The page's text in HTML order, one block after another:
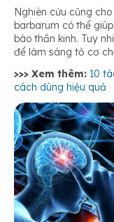
Nghiên cứu cũng
barbarum có thể
bào thần kinh. Tuy
để làm sáng tỏ cơ
>>> Xem thêm: 10
cách dùng hiệu quả